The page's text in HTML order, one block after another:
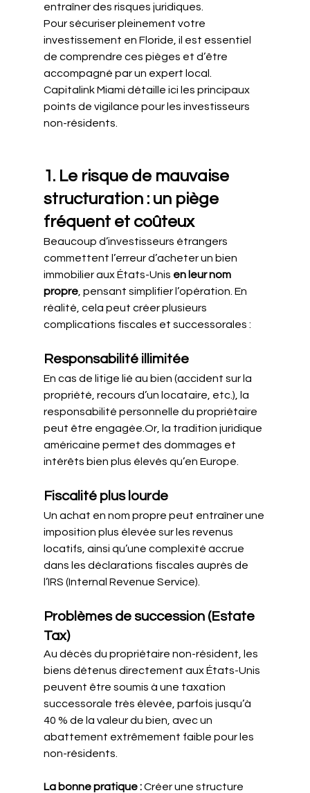
entraîner des risques juridiques.
Pour sécuriser pleinement votre
investissement en Floride, il est essentiel
de comprendre ces pièges et d’être
accompagné par un expert local.
Capitalink Miami détaille ici les principaux
points de vigilance pour les investisseurs
non-résidents.
1. Le risque de mauvaise
structuration : un piège
fréquent et coûteux
Beaucoup d’investisseurs étrangers
commettent l’erreur d’acheter un bien
immobilier aux États-Unis en leur nom
propre, pensant simplifier l’opération. En
réalité, cela peut créer plusieurs
complications fiscales et successorales :
Responsabilité illimitée
En cas de litige lié au bien (accident sur la
propriété, recours d’un locataire, etc.), la
responsabilité personnelle du propriétaire
peut être engagée.Or, la tradition juridique
américaine permet des dommages et
intérêts bien plus élevés qu’en Europe.
Fiscalité plus lourde
Un achat en nom propre peut entraîner une
imposition plus élevée sur les revenus
locatifs, ainsi qu’une complexité accrue
dans les déclarations fiscales auprès de
l’IRS (Internal Revenue Service).
Problèmes de succession (Estate
Tax)
Au décès du propriétaire non-résident, les
biens détenus directement aux États-Unis
peuvent être soumis à une taxation
successorale très élevée, parfois jusqu’à
40 % de la valeur du bien, avec un
abattement extrêmement faible pour les
non-résidents.
La bonne pratique : Créer une structure